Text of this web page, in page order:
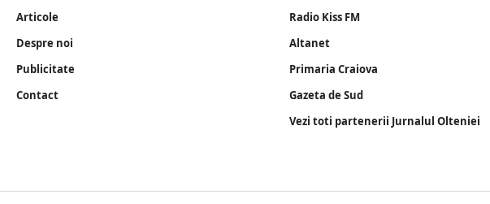
Articole
Despre noi
Publicitate
Contact
Radio Kiss FM
Altanet
Primaria Craiova
Gazeta de Sud
Vezi toti partenerii Jurnalul Olteniei